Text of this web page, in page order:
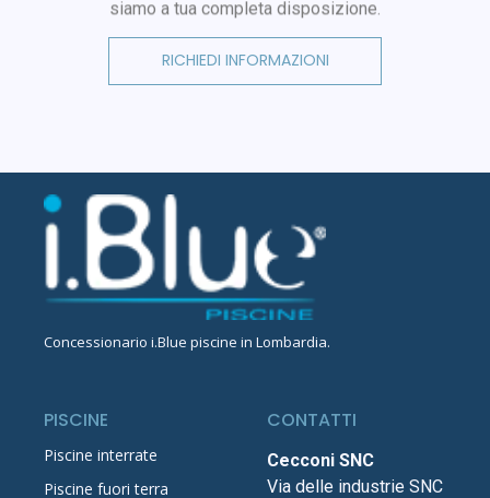
siamo a tua completa disposizione.
RICHIEDI INFORMAZIONI
Concessionario i.Blue piscine in Lombardia.
PISCINE
Piscine interrate
Piscine fuori terra
CONTATTI
Cecconi SNC
Via delle industrie SNC